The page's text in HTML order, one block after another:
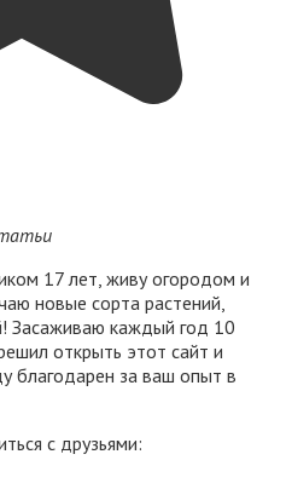
17 лет, живу огородом и
новые сорта растений,
Засаживаю каждый год 10
открыть этот сайт и
благодарен за ваш опыт в
с друзьями: